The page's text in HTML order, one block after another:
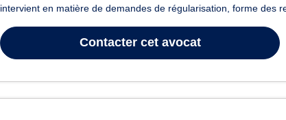
intervient en matière de demandes de régularisation, forme des
Contactercet avocat